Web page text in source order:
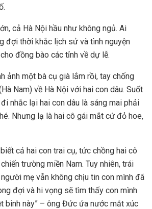
cả Hà Nội hầu như không ngủ. Ai
đợi thời khắc lịch sử và tình nguyện
đồng bào các tỉnh về dự lễ.
ảnh một bà cụ già lắm rồi, tay chống
Nam) về Hà Nội với hai con dâu. Suốt
nhắc lại hai con dâu là sáng mai phải
Nhưng lạ là hai cô gái mắt cứ đỏ hoe,
cả hai con trai cụ, tức chồng hai cô
trường miền Nam. Tuy nhiên, trái
mẹ vẫn không chịu tin con mình đã
đợi và hi vọng sẽ tìm thấy con mình
binh này” – ông Đức ứa nước mắt xúc